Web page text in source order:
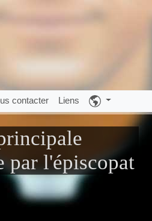
contacter Liens
par l'épiscopat